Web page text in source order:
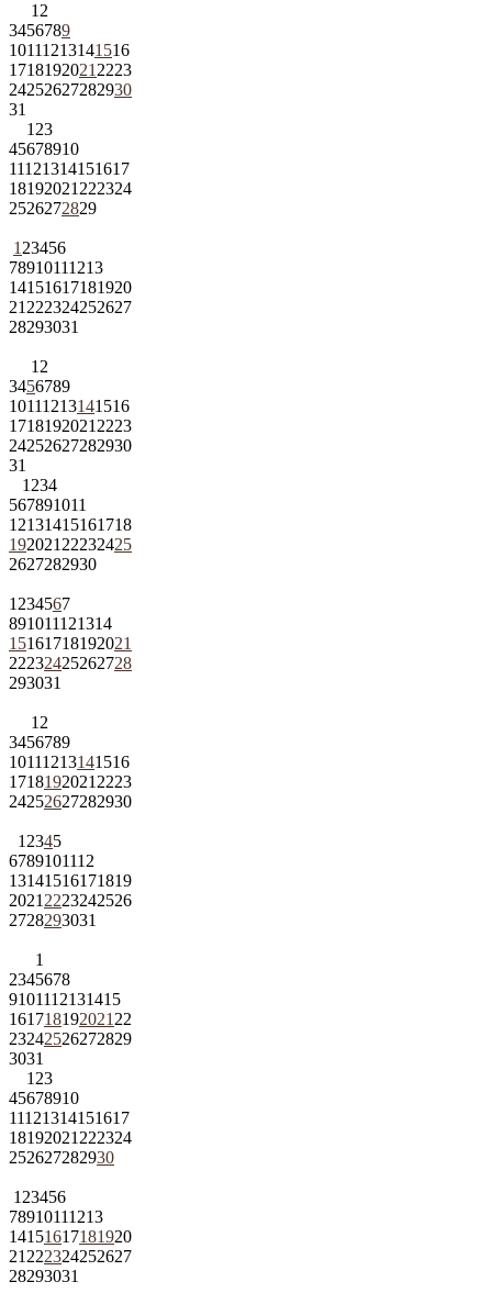
1 2
3456789
10111213141516
1718192021 2223
24252627282930
31
1 23
45678910
11121314151617
18192021 222324
2526272829
1 23456
78910111213
14151617181920
21 222324252627
28293031
1 2
3456789
10111213141516
1718192021 2223
24252627282930
31
1 234
567891011
12131415161718
192021 22232425
2627282930
1 234567
891011121314
15161718192021
22232425262728
293031
1 2
3456789
10111213141516
1718192021 2223
24252627282930
1 2345
6789101112
13141516171819
2021 2223242526
2728293031
1
2345678
9101112131415
161718192021 22
23242526272829
3031
1 23
45678910
11121314151617
18192021 222324
252627282930
1 23456
78910111213
14151617181920
21 222324252627
28293031